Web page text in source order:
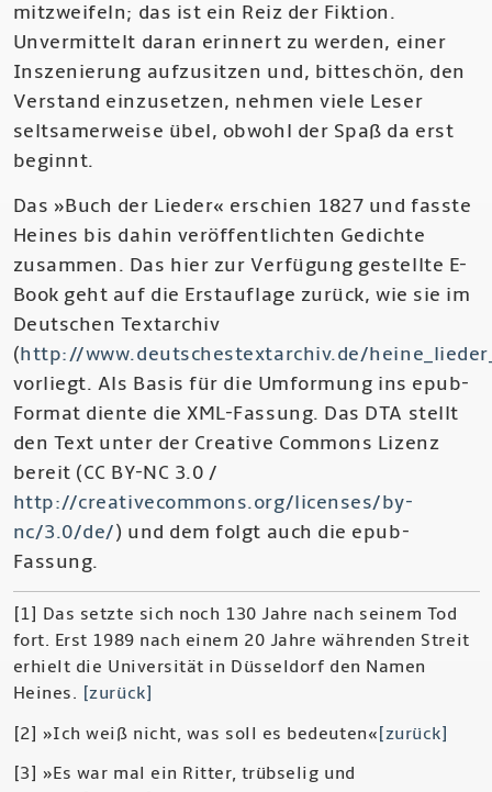
mitzweifeln; das ist ein Reiz der Fiktion.
Unvermittelt daran erinnert zu werden, einer
Inszenierung aufzusitzen und, bitteschön, den
Verstand einzusetzen, nehmen viele Leser
seltsamerweise übel, obwohl der Spaß da erst
beginnt.
Das »Buch der Lieder« erschien 1827 und fasste
Heines bis dahin veröffentlichten Gedichte
zusammen. Das hier zur Verfügung gestellte E-
Book geht auf die Erstauflage zurück, wie sie im
Deutschen Textarchiv
(http://www.deutschestextarchiv.de/
vorliegt. Als Basis für die Umformung ins epub-
Format diente die XML-Fassung. Das DTA stellt
den Text unter der Creative Commons Lizenz
bereit (CC BY-NC 3.0 /
http://creativecommons.org/licenses/by-
nc/3.0/de/) und dem folgt auch die epub-
Fassung.
[1] Das setzte sich noch 130 Jahre nach seinem Tod
fort. Erst 1989 nach einem 20 Jahre währenden Streit
erhielt die Universität in Düsseldorf den Namen
Heines. [zurück]
[2] »Ich weiß nicht, was soll es bedeuten«[zurück]
[3] »Es war mal ein Ritter, trübselig und